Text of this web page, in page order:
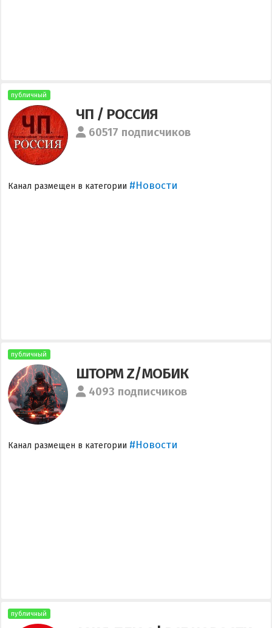
публичный
ЧП / РОССИЯ
60517 подписчиков
Канал размещен в категории #Новости
публичный
ШТОРМ Z/МОБИК
4093 подписчиков
Канал размещен в категории #Новости
публичный